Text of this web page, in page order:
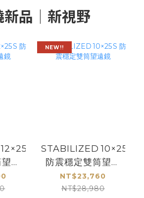
新品｜新視野
S
遠
NEW!!
STABILIZED 10×25 S
防震穩定雙筒望遠
鏡
NT$23,760
NT$28,980